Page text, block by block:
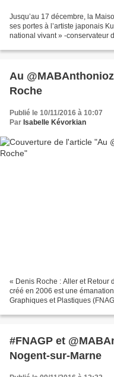
Jusqu’au 17 décembre, la
ses portes à l’artiste japonais
national vivant » -conservateur
Au
Roche
Publié le 10/11/2016 à 10:07
Par Isabelle Kévorkian
« Denis Roche : Aller et Retour
créé en 2006 est une
Graphiques et Plastiques
#FNAGP et
Nogent-sur-Marne